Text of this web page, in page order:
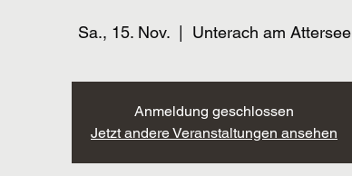
Sa., 15. Nov.
  |
Unterach am Attersee
Anmeldung geschlossen
Jetzt andere Veranstaltungen ansehen